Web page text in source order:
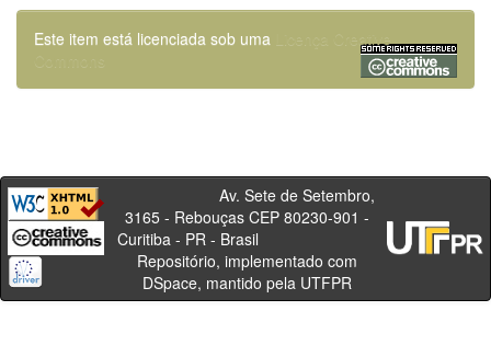
Este item está licenciada sob uma
Licença Creative
Commons
Av. Sete de Setembro,
3165 - Rebouças CEP 80230-901 -
Curitiba - PR - Brasil
Repositório, implementado com
DSpace, mantido pela UTFPR